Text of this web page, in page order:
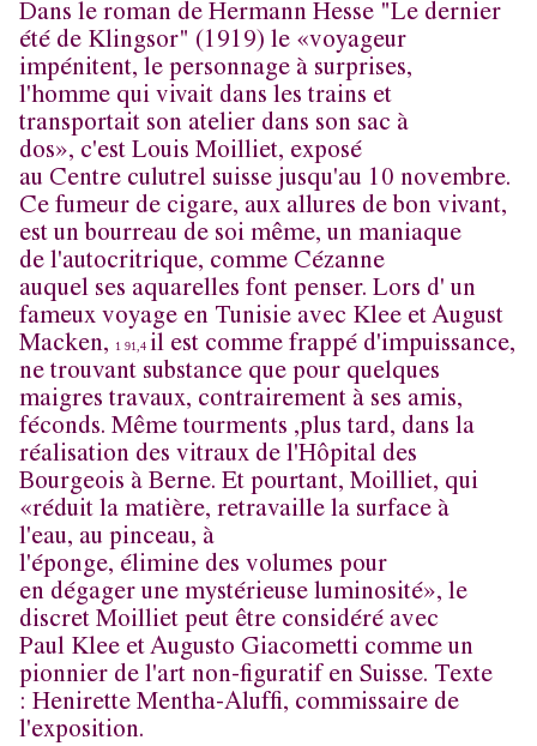
Dans le roman de Hermann Hesse "Le dernier
été de Klingsor" (1919) le «voyageur
impénitent, le personnage à surprises,
l'homme qui vivait dans les trains et
transportait son atelier dans son sac à
dos», c'est Louis Moilliet, exposé
au Centre culutrel suisse jusqu'au 10 novembre.
Ce fumeur de cigare, aux allures de bon vivant,
est un bourreau de soi même, un maniaque
de l'autocritrique, comme Cézanne
auquel ses aquarelles font penser. Lors d' un
fameux voyage en Tunisie avec Klee et August
Macken,
1 91 4 il est comme frappé d'impuissance,
ne trouvant substance que pour quelques
maigres travaux, contrairement à ses amis,
féconds. Même tourments ,plus tard, dans la
réalisation des vitraux de l'Hôpital des
Bourgeois à Berne. Et pourtant, Moilliet, qui
«réduit la matière, retravaille la surface à
l'eau, au pinceau, à
l'éponge, élimine des volumes pour
en dégager une mystérieuse luminosité», le
discret Moilliet peut être considéré avec
Paul Klee et Augusto Giacometti comme un
pionnier de l'art non-figuratif en Suisse. Texte
: Henirette Mentha-Aluffi, commissaire de
l'exposition.